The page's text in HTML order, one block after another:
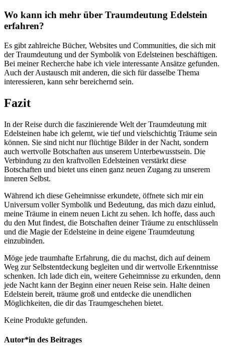
Wo⁤ kann ich mehr über ⁤Traumdeutung Edelstein
erfahren?
Es ‍gibt zahlreiche⁤ Bücher, Websites und Communities, die sich mit
⁢der Traumdeutung und der ⁤Symbolik von Edelsteinen beschäftigen.
‌Bei meiner Recherche habe ich viele ‍interessante Ansätze gefunden.
Auch der Austausch mit anderen, die sich für dasselbe ⁢Thema​
interessieren, kann sehr bereichernd sein.
Fazit
In der Reise durch die faszinierende⁤ Welt der Traumdeutung mit
Edelsteinen habe ich gelernt, wie tief und vielschichtig Träume sein
können. Sie‌ sind nicht nur flüchtige Bilder in der Nacht, sondern
⁣auch ​wertvolle Botschaften aus unserem Unterbewusstsein. Die
Verbindung zu ⁤den ⁣kraftvollen Edelsteinen verstärkt⁢ diese
Botschaften und bietet⁢ uns ‌einen ‍ganz​ neuen Zugang zu unserem
inneren⁤ Selbst.
Während ich​ diese Geheimnisse erkundete, ⁤öffnete‌ sich mir ein
Universum ‍voller ⁤Symbolik​ und Bedeutung, das mich dazu​ einlud,
meine Träume in einem neuen‌ Licht zu sehen.⁢ Ich hoffe, dass auch ​
du den Mut findest, ⁣die Botschaften deiner Träume zu entschlüsseln
und die Magie der ​Edelsteine ‍in deine eigene Traumdeutung
⁣einzubinden.​
Möge jede traumhafte Erfahrung, die du machst,‍ dich auf deinem
Weg zur Selbstentdeckung begleiten und dir⁢ wertvolle​ Erkenntnisse
schenken. Ich​ lade dich ‌ein, weitere​ Geheimnisse ⁣zu​ erkunden, denn
jede Nacht kann der Beginn einer neuen⁤ Reise sein. ​Halte deinen
Edelstein‌ bereit, träume groß und entdecke die ‌unendlichen
⁣Möglichkeiten, die dir⁤ das Traumgeschehen bietet.
Keine Produkte gefunden.
Autor*in des Beitrages